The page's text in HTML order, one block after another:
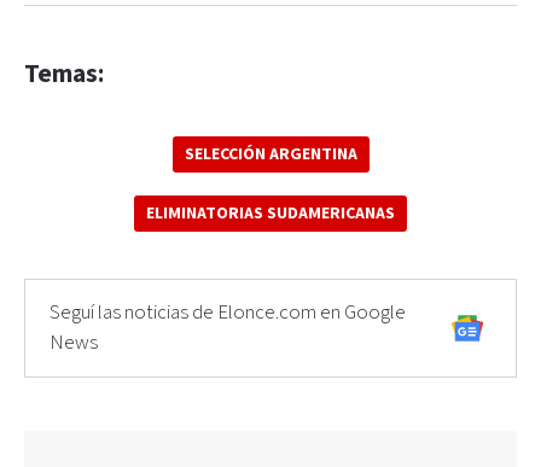
Temas:
SELECCIÓN ARGENTINA
ELIMINATORIAS SUDAMERICANAS
Seguí las noticias de Elonce.com en Google
News